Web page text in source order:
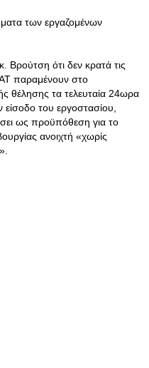
των εργαζομένων
Βρούτση ότι δεν κρατά τις
παραμένουν στο
θέλησης τα τελευταία 24ωρα
του εργοστασίου,
ως προϋπόθεση για το
ανοιχτή «χωρίς